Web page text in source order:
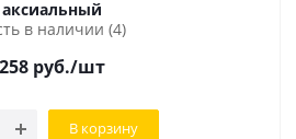
аксиальный
в наличии (4)
258руб./шт
В корзину